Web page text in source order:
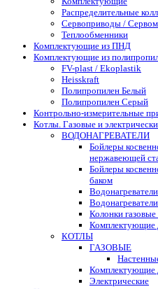
Распределительные
Сервоприводы /
Теплообменники
Комплектующие из ПНД
Комплектующие из
FV-plast / Ekoplastik
Heisskraft
Полипропилен Белый
Полипропилен Серый
Контрольно-измерительные
Котлы. Газовые и
ВОДОНАГРЕВАТЕЛИ
Бойлеры
нержавеющей
Бойлеры
баком
Колонки
Комплектующие
КОТЛЫ
ГАЗОВЫЕ
Комплектующие
Электрические